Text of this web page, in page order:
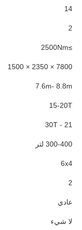
14
2
≥2500Nm
7800 × 2350 × 1500
7.6m- 8.8m
15-20T
21 - 30T
300-400 لتر
6x4
2
عادي
لا شيء